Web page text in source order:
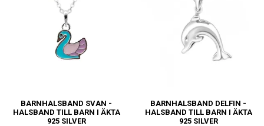
BARNHALSBAND SVAN -
HALSBAND TILL BARN I ÄKTA
925 SILVER
BARNHALSBAND DELFIN -
HALSBAND TILL BARN I ÄKTA
925 SILVER